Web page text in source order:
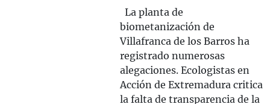
La planta de
biometanización de
Villafranca de los Barros ha
registrado numerosas
alegaciones. Ecologistas en
Acción de Extremadura critica
la falta de transparencia de la